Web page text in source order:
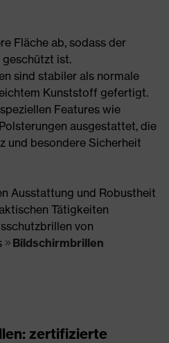
Fläche ab, sodass der
ist.
sind stabiler als normale
Kunststoff gefertigt.
Features wie
ausgestattet, die
und besondere Sicherheit
Ausstattung und Robustheit
Tätigkeiten
von
Bildschirmbrillen
zertifizierte